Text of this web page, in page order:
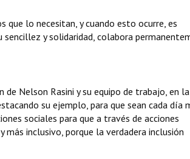
lo necesitan, y cuando esto ocurre, es
sencillez y solidaridad, colabora
Nelson Rasini y su equipo de trabajo, en la
su ejemplo, para que sean cada día
sociales para que a través de acciones
inclusivo, porque la verdadera inclusión